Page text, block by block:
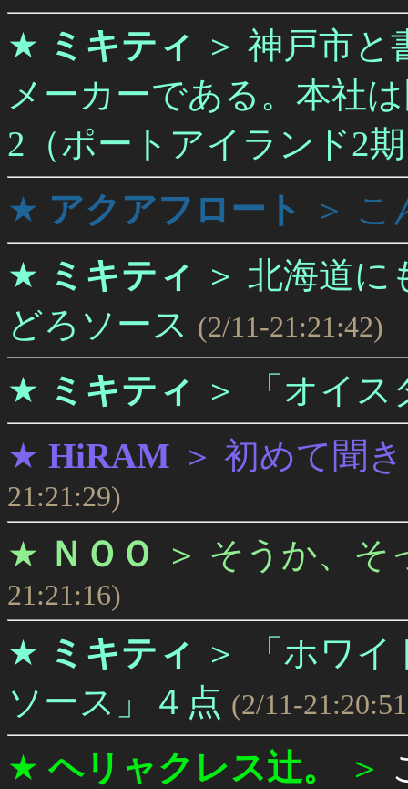
★ ミキティ ＞ 神戸市と
メーカーである。本社
2（ポートアイランド2
★ アクアフロート ＞ こ
★ ミキティ ＞ 北海道に
どろソース (2/11-21:21:42)
★ ミキティ ＞
「オイ
★ HiRAM ＞ 初めて聞
21:21:29)
★ ＮＯＯ ＞ そうか、そ
21:21:16)
★ ミキティ ＞
「ホワ
ソース」４点 (2/11-
★ ヘリャクレス辻。 ＞